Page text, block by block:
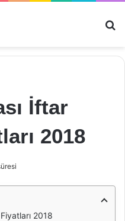
İftar
2018
2018